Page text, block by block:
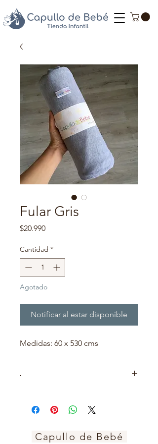
Fular Gris
$20.990Precio
Cantidad *
Agotado
Notificar al estar disponible
Medidas: 60 x 530 cms
·
bebé y al adulto que lo carga. Esta
tela se adapta para que el bebé
adulto.Capullo de Bebé